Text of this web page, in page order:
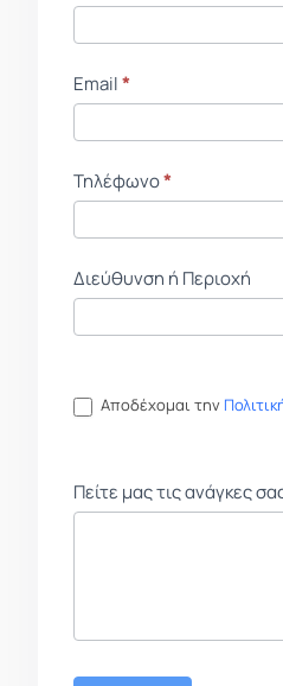
Email*
Τηλέφωνο*
Διεύθυνση ή Περιοχή
Αποδέχομαι την
Πείτε μας τις ανάγκες